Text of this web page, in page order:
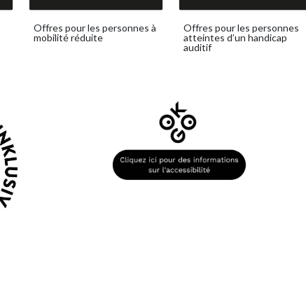
Offres pour les personnes à
mobilité réduite
Offres pour les personnes
atteintes d’un handicap
auditif